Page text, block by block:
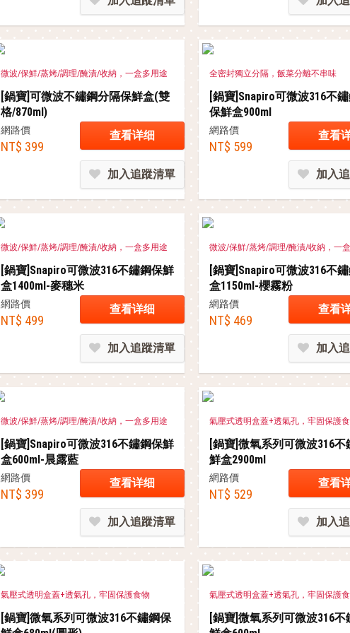
微波/保鮮/蒸烤/調理/醃漬/收納，一盒多用途
[鍋寶]可微波不鏽鋼分隔保鮮盒(雙
格/870ml)
網路價
NT$ 399
查看详细
加入追蹤清單
全密封獨立分隔，飯菜分離不串味
[鍋寶]Snapiro可微波316不
保鮮盒900ml
網路價
NT$ 599
查看
加入
微波/保鮮/蒸烤/調理/醃漬/收納，一盒多用途
[鍋寶]Snapiro可微波316不鏽鋼保鮮
盒1400ml-麥穗米
網路價
NT$ 499
查看详细
加入追蹤清單
微波/保鮮/蒸烤/調理/醃漬/收納，一
[鍋寶]Snapiro可微波316不
盒1150ml-櫻霧粉
網路價
NT$ 469
查看
加入
微波/保鮮/蒸烤/調理/醃漬/收納，一盒多用途
[鍋寶]Snapiro可微波316不鏽鋼保鮮
盒600ml-晨露藍
網路價
NT$ 399
查看详细
加入追蹤清單
氣壓式透明盒蓋+透氣孔，牢固保護
[鍋寶]微氧系列可微波316不
鮮盒2900ml
網路價
NT$ 529
查看
加入
氣壓式透明盒蓋+透氣孔，牢固保護食物
[鍋寶]微氧系列可微波316不鏽鋼保
氣壓式透明盒蓋+透氣孔，牢固保護
[鍋寶]微氧系列可微波316不